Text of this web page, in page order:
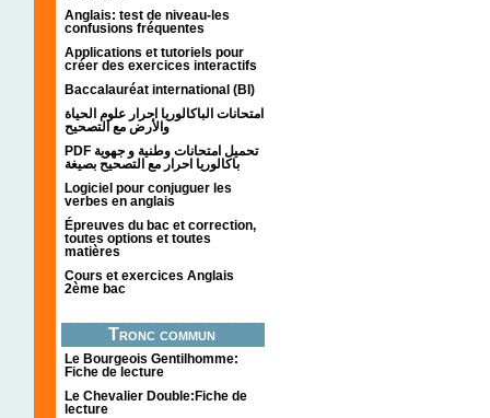
Anglais: test de niveau-les
confusions fréquentes
Applications et tutoriels pour
créer des exercices interactifs
Baccalauréat international (BI)
امتحانات الباكالوريا احرار علوم الحياة
والأرض مع التصحيح
PDF تحميل امتحانات وطنية و جهوية
باكالوريا احرار مع التصحيح بصيغة
Logiciel pour conjuguer les
verbes en anglais
Épreuves du bac et correction,
toutes options et toutes
matières
Cours et exercices Anglais
2ème bac
Tronc commun
Le Bourgeois Gentilhomme:
Fiche de lecture
Le Chevalier Double:Fiche de
lecture